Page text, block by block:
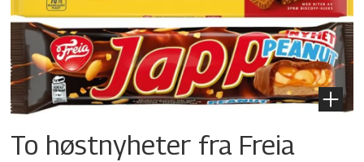
To høstnyheter fra Freia